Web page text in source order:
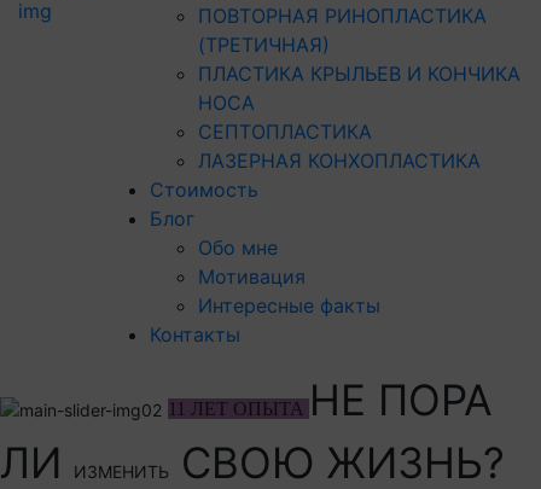
ПОВТОРНАЯ РИНОПЛАСТИКА
(ТРЕТИЧНАЯ)
ПЛАСТИКА КРЫЛЬЕВ И КОНЧИКА
НОСА
СЕПТОПЛАСТИКА
ЛАЗЕРНАЯ КОНХОПЛАСТИКА
Стоимость
Блог
Обо мне
Мотивация
Интересные факты
Контакты
11 ЛЕТ ОПЫТА НЕ ПОРА
ЛИ
ИЗМЕНИТЬ
СВОЮ ЖИЗНЬ?